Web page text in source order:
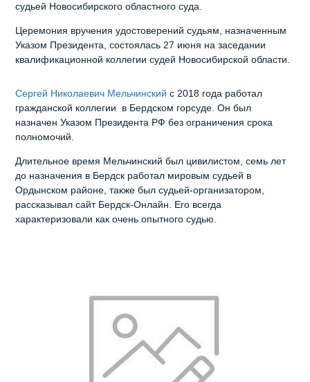
судьей Новосибирского областного суда.
Церемония вручения удостоверений судьям, назначенным
Указом Президента, состоялась 27 июня на заседании
квалификационной коллегии судей Новосибирской области.
Сергей Николаевич Мельчинский с 2018 года работал
гражданской коллегии в Бердском горсуде. Он был
назначен Указом Президента РФ без ограничения срока
полномочий.
Длительное время Мельчинский был цивилистом, семь лет
до назначения в Бердск работал мировым судьей в
Ордынском районе, также был судьей-организатором,
рассказывал сайт Бердск-Онлайн. Его всегда
характеризовали как очень опытного судью.